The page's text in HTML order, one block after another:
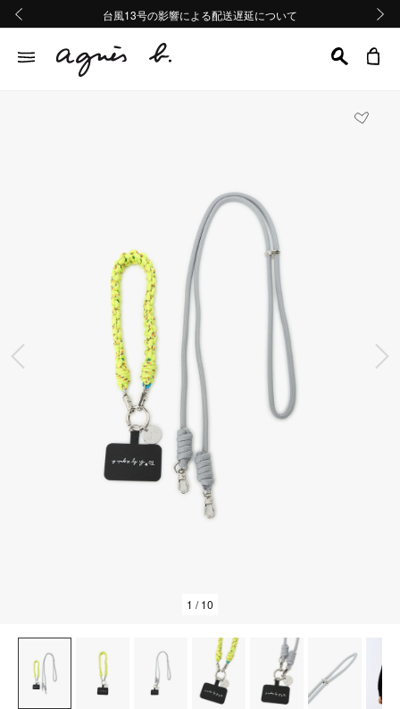
熊本地域地震の影響による配送遅延について
Summer Sale 2buy10%OFF!!
台風13号の影響による配送遅延について
熊本地域地震の影響による配送遅延について
Summer Sale 2buy10%OFF!!
前の画像
1 / 10